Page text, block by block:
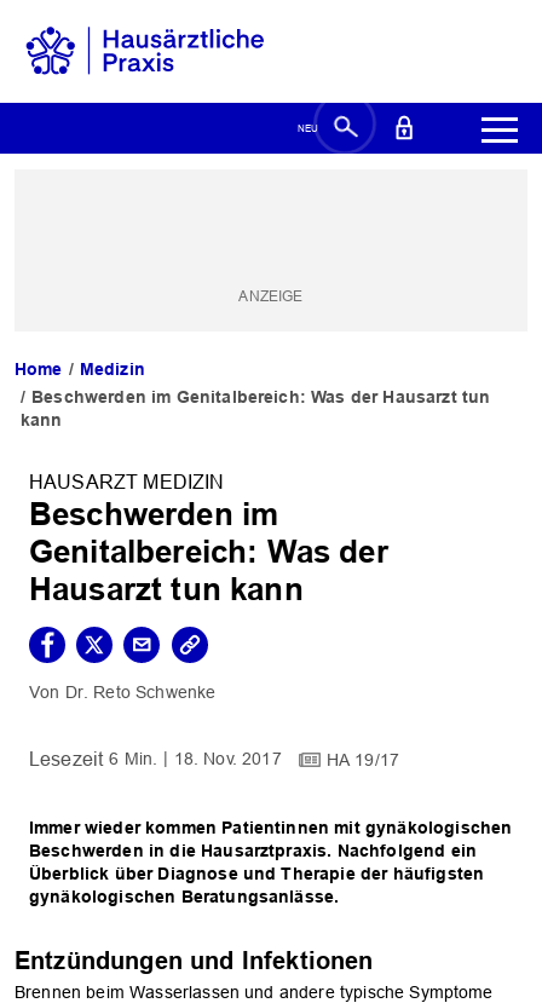
Home
Medizin
Beschwerden im Genitalbereich: Was der Hausarzt tun
kann
HAUSARZT MEDIZIN
Beschwerden im
Genitalbereich: Was der
Hausarzt tun kann
Dr. Reto Schwenke
6 Min. 18. Nov. 2017 HA 19/17
Immer wieder kommen Patientinnen mit gynäkologischen
Beschwerden in die Hausarztpraxis. Nachfolgend ein
Überblick über Diagnose und Therapie der häufigsten
gynäkologischen Beratungsanlässe.
Entzündungen und Infektionen
Brennen beim Wasserlassen und andere ­typische Symptome